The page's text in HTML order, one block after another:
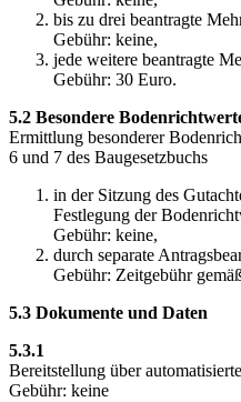
bis zu drei beantragte
Gebühr: keine,
jede weitere beantragte
Gebühr: 30 Euro.
5.2 Besondere
Ermittlung besonderer
6 und 7 des Baugesetzbuchs
in der Sitzung des
Festlegung der
Gebühr: keine,
durch separate
Gebühr: Zeitgebühr
5.3 Dokumente und Daten
5.3.1
Bereitstellung über
Gebühr: keine